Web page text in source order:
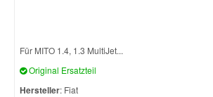
Für MITO 1.4, 1.3 MultiJet...
Original Ersatzteil
Hersteller: Fiat